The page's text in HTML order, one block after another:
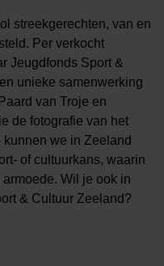
streekgerechten, van en
Per verkocht
Jeugdfonds Sport &
unieke samenwerking
van Troje en
de fotografie van het
we in Zeeland
of cultuurkans, waarin
Wil je ook in
& Cultuur Zeeland?